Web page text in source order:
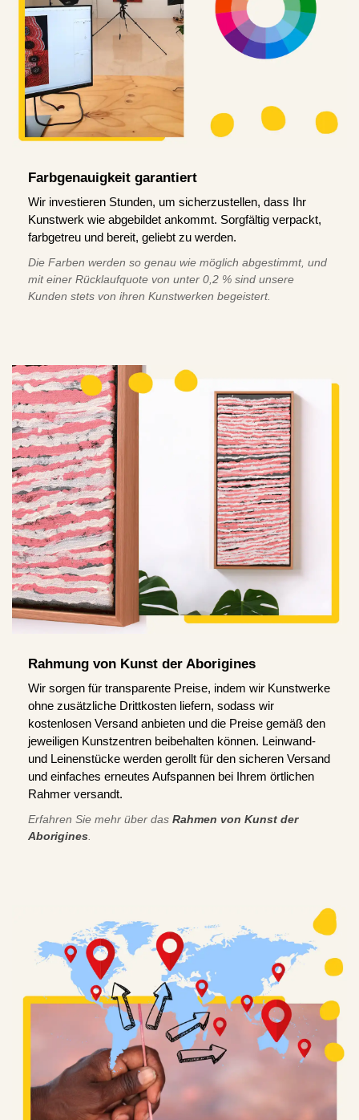
Farbgenauigkeit garantiert
Wir investieren Stunden, um sicherzustellen, dass Ihr
Kunstwerk wie abgebildet ankommt. Sorgfältig verpackt,
farbgetreu und bereit, geliebt zu werden.
Die Farben werden so genau wie möglich abgestimmt, und
mit einer Rücklaufquote von unter 0,2 % sind unsere
Kunden stets von ihren Kunstwerken begeistert.
Rahmung von Kunst der Aborigines
Wir sorgen für transparente Preise, indem wir Kunstwerke
ohne zusätzliche Drittkosten liefern, sodass wir
kostenlosen Versand anbieten und die Preise gemäß den
jeweiligen Kunstzentren beibehalten können. Leinwand-
und Leinenstücke werden gerollt für den sicheren Versand
und einfaches erneutes Aufspannen bei Ihrem örtlichen
Rahmer versandt.
Erfahren Sie mehr über das Rahmen von Kunst der
Aborigines